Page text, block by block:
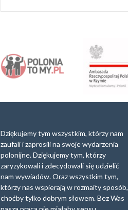
A
r
n
a
:
Dziękujemy tym wszystkim, którzy nam
zaufali i zaprosili na swoje wydarzenia
polonijne. Dziękujemy tym, którzy
zaryzykowali i zdecydowali się udzielić
nam wywiadów. Oraz wszystkim tym,
którzy nas wspierają w rozmaity sposób,
choćby tylko dobrym słowem. Bez Was